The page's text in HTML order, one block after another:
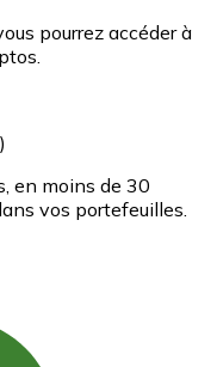
pourrez accéder à
en moins de 30
vos portefeuilles.